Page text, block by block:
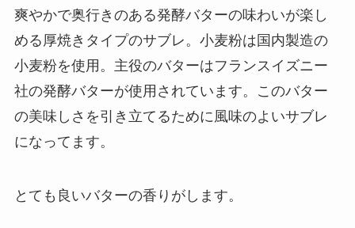
爽やかで奥行きのある発酵バターの味わいが楽し
める厚焼きタイプのサブレ。小麦粉は国内製造の
小麦粉を使用。主役のバターはフランスイズニー
社の発酵バターが使用されています。このバター
の美味しさを引き立てるために風味のよいサブレ
になってます。
とても良いバターの香りがします。